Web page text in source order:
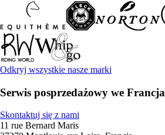
Odkryj wszystkie nasze marki
Serwis posprzedażowy we Francja
Skontaktuj się z nami
11 rue Bernard Maris